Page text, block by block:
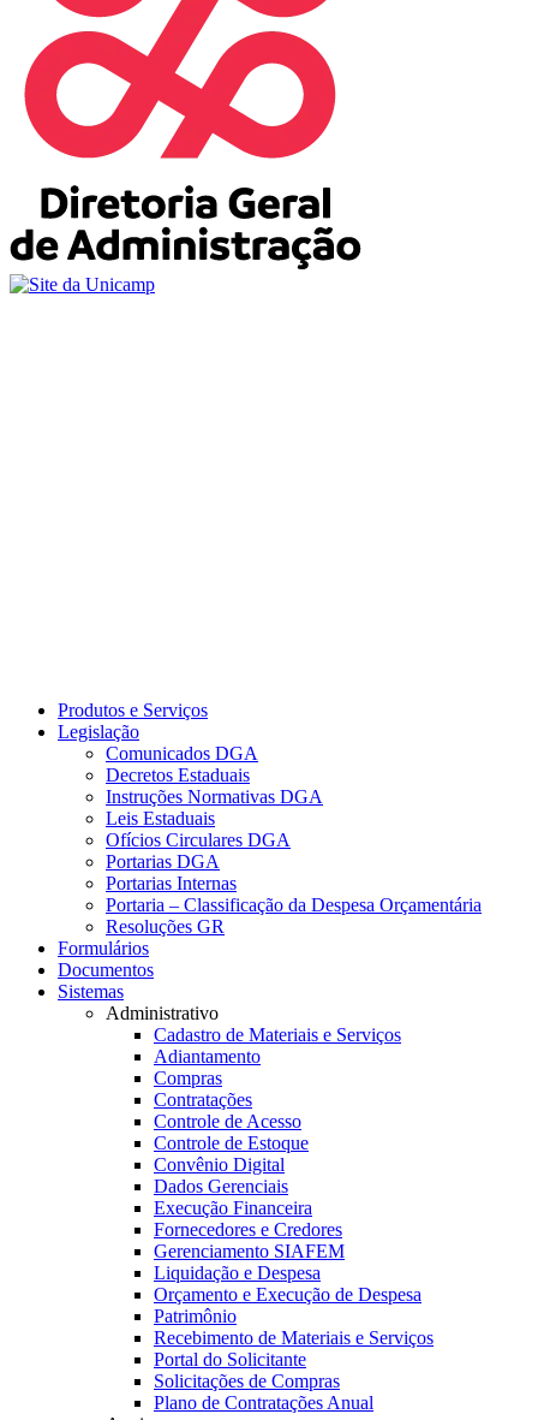
Produtos e Serviços
Legislação
Comunicados DGA
Decretos Estaduais
Instruções Normativas DGA
Leis Estaduais
Ofícios Circulares DGA
Portarias DGA
Portarias Internas
Portaria – Classificação da Despesa Orçamentária
Resoluções GR
Formulários
Documentos
Sistemas
Administrativo
Cadastro de Materiais e Serviços
Adiantamento
Compras
Contratações
Controle de Acesso
Controle de Estoque
Convênio Digital
Dados Gerenciais
Execução Financeira
Fornecedores e Credores
Gerenciamento SIAFEM
Liquidação e Despesa
Orçamento e Execução de Despesa
Patrimônio
Recebimento de Materiais e Serviços
Portal do Solicitante
Solicitações de Compras
Plano de Contratações Anual